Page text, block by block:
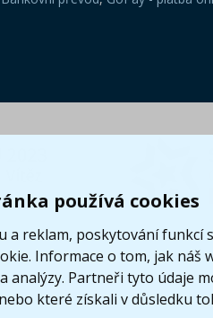
používá cookies
a reklam, poskytování funkcí
Informace o tom, jak náš
analýzy. Partneři tyto údaje
které získali v důsledku